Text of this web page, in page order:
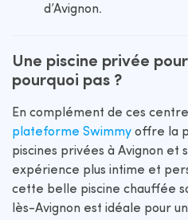
d’Avignon.​
Une piscine privée
pourquoi pas ?
En complément de ces
plateforme Swimmy offre la
piscines privées à Avignon et
expérience plus intime et
cette belle piscine chauffée
lès-Avignon est idéale pour